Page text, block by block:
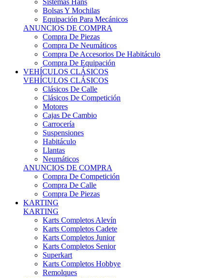
Equipación Para Mecánicos
ANUNCIOS DE COMPRA
Compra De Piezas
Compra De Neumáticos
Compra De Accesorios De Habitáculo
Compra De Equipación
VEHÍCULOS CLÁSICOS
VEHÍCULOS CLÁSICOS
Clásicos De Calle
Clásicos De Competición
Motores
Cajas De Cambio
Carrocería
Suspensiones
Habitáculo
Llantas
Neumáticos
ANUNCIOS DE COMPRA
Compra De Competición
Compra De Calle
Compra De Piezas
KARTING
KARTING
Karts Completos Alevín
Karts Completos Cadete
Karts Completos Junior
Karts Completos Senior
Superkart
Karts Completos Hobbye
Remolques
PIEZAS Y EQUIPACIONES